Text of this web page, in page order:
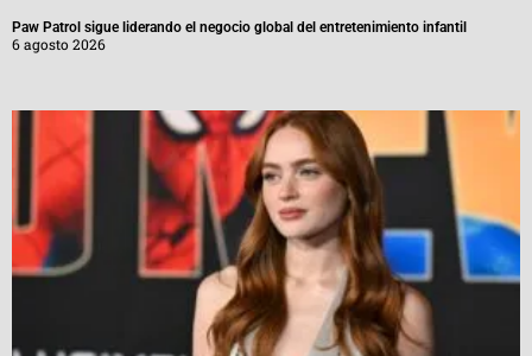
Paw Patrol sigue liderando el negocio global del entretenimiento infantil
6 agosto 2026